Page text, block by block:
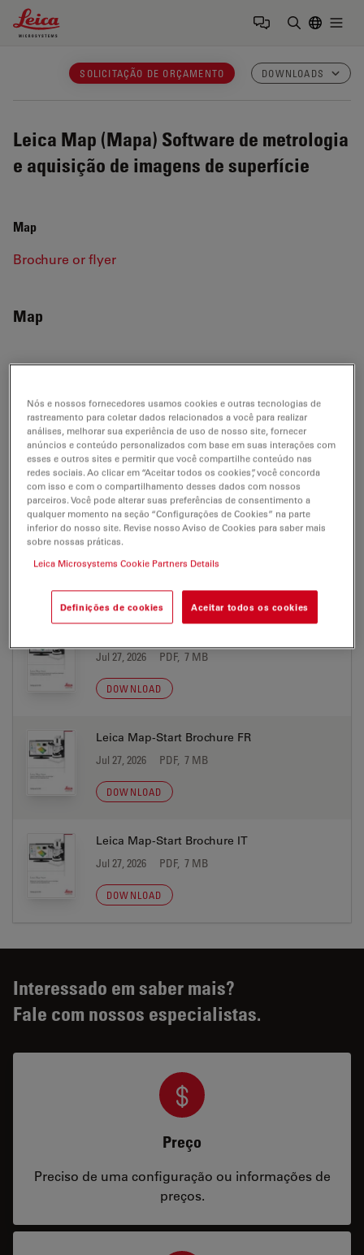
Leica Microsystems Logo
SOLICITAÇÃO DE ORÇAMENTO DOWNLOADS
Leica Map (Mapa) Software de metrologia
e aquisição de imagens de superfície
Map
Brochure or flyer
Map
Leica Map-Start Brochure DE
Jul 27, 2026 PDF, 6 MB
DOWNLOAD
Leica Map-Start Brochure EN
Jul 27, 2026 PDF, 7 MB
DOWNLOAD
Leica Map-Start Brochure FR
Jul 27, 2026 PDF, 7 MB
DOWNLOAD
Leica Map-Start Brochure IT
Jul 27, 2026 PDF, 7 MB
DOWNLOAD
Interessado em saber mais?
Fale com nossos especialistas.
Preço
Preciso de uma configuração ou informações de
preços.
Nós e nossos fornecedores usamos cookies e outras tecnologias de
rastreamento para coletar dados relacionados a você para realizar
análises, melhorar sua experiência de uso de nosso site, fornecer
anúncios e conteúdo personalizados com base em suas interações com
esses e outros sites e permitir que você compartilhe conteúdo nas
redes sociais. Ao clicar em “Aceitar todos os cookies”, você concorda
com isso e com o compartilhamento desses dados com nossos
parceiros. Você pode alterar suas preferências de consentimento a
qualquer momento na seção “Configurações de Cookies” na parte
inferior do nosso site. Revise nosso Aviso de Cookies para saber mais
sobre nossas práticas.
Leica Microsystems Cookie Partners Details
Definições de cookies Aceitar todos os cookies